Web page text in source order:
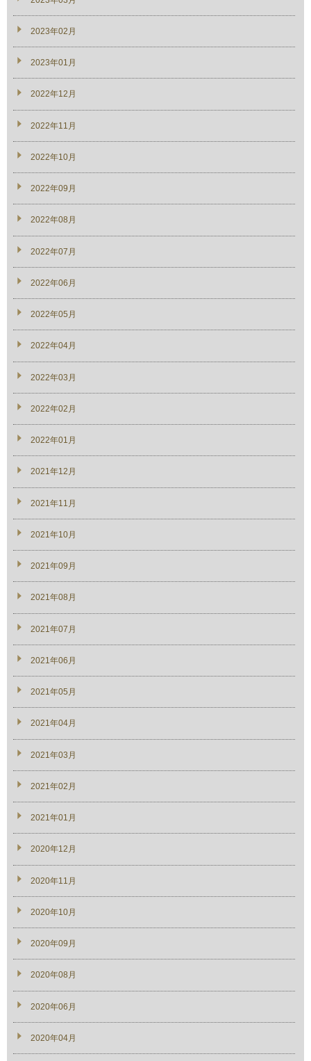
2023年02月
2023年01月
2022年12月
2022年11月
2022年10月
2022年09月
2022年08月
2022年07月
2022年06月
2022年05月
2022年04月
2022年03月
2022年02月
2022年01月
2021年12月
2021年11月
2021年10月
2021年09月
2021年08月
2021年07月
2021年06月
2021年05月
2021年04月
2021年03月
2021年02月
2021年01月
2020年12月
2020年11月
2020年10月
2020年09月
2020年08月
2020年06月
2020年04月